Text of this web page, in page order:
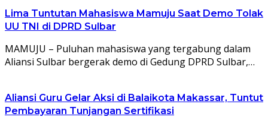
Lima Tuntutan Mahasiswa Mamuju Saat Demo Tolak
UU TNI di DPRD Sulbar
MAMUJU – Puluhan mahasiswa yang tergabung dalam
Aliansi Sulbar bergerak demo di Gedung DPRD Sulbar,…
Aliansi Guru Gelar Aksi di Balaikota Makassar, Tuntut
Pembayaran Tunjangan Sertifikasi